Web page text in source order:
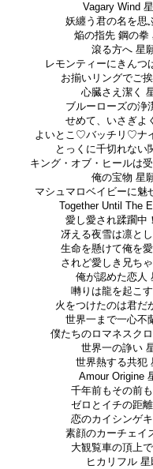
Vagary Wind
妖纏う君の名を思
焔の指先 鋼の拳
滾る方へ 星
レモンティーにきんつ
お揃いリングでご
心臓さえ潔く
ブルーローズの浄
せめて、いさぎよ
よいとこ♡バッチリ♡ナ
とっくに千切れない
キング・オブ・ヒールは
俺の宝物 星
マシュマロベイビーに魅
Together Until The
愛し愛され蹂躙中
冴える夜雪は凛と
生命を懸けて俺を
されど愛しき兄ち
俺が認めた恋人
囀りは龍を起こ
火をつけたのは君だ
世界一まで一心不
僕たちのロマネスク
世界一の諍い
世界熱する共犯
Amour Origine
千年前もその前
ゼロとイチの距
恋のカイシンゲ
素顔のカーチェイ
大観覧車の頂上
ヒカリフル 星